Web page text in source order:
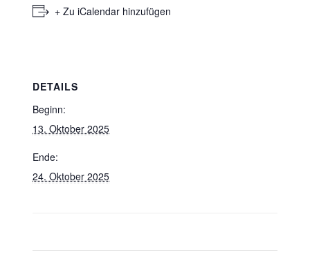
+ Zu iCalendar hinzufügen
DETAILS
Beginn:
13. Oktober 2025
Ende:
24. Oktober 2025